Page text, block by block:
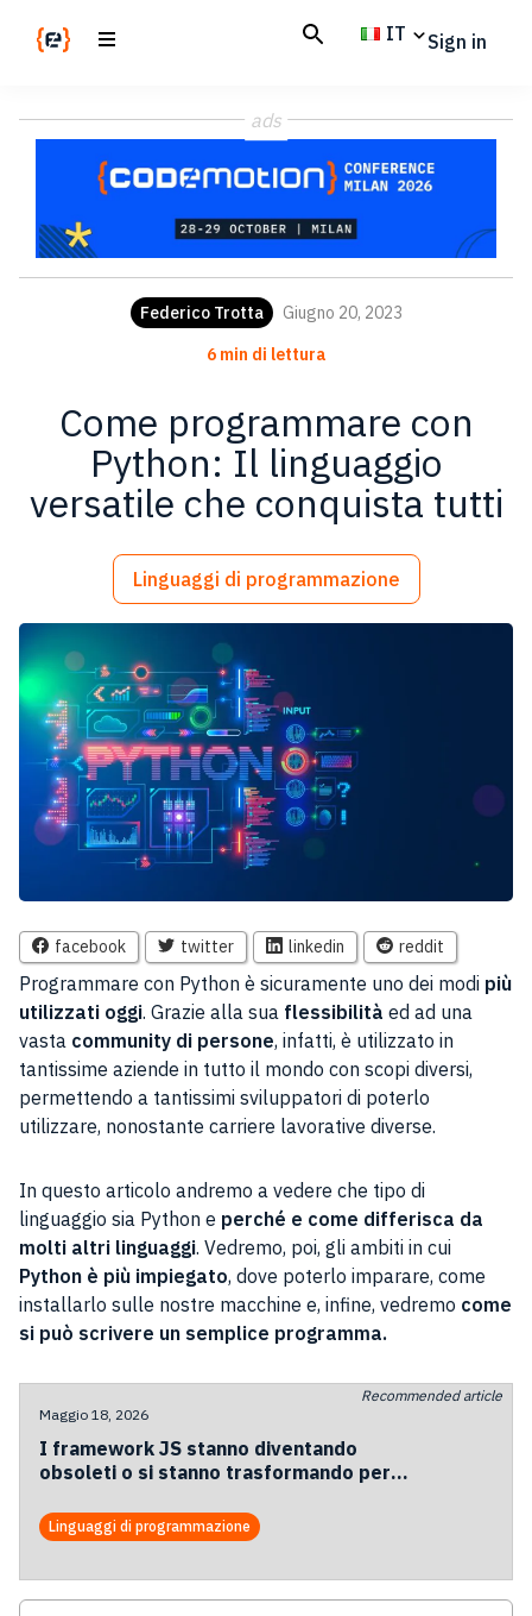
Magazine
code
IT Sign in
ads
Federico Trotta
Giugno 20, 2023
6 min di lettura
Come programmare con
Python: Il linguaggio
versatile che conquista tutti
Linguaggi di programmazione
facebook twitter linkedin reddit
Programmare con Python è sicuramente uno dei modi più
utilizzati oggi. Grazie alla sua flessibilità ed ad una
vasta community di persone, infatti, è utilizzato in
tantissime aziende in tutto il mondo con scopi diversi,
permettendo a tantissimi sviluppatori di poterlo
utilizzare, nonostante carriere lavorative diverse.
In questo articolo andremo a vedere che tipo di
linguaggio sia Python e perché e come differisca da
molti altri linguaggi. Vedremo, poi, gli ambiti in cui
Python è più impiegato, dove poterlo imparare, come
installarlo sulle nostre macchine e, infine, vedremo come
si può scrivere un semplice programma.
Recommended article
Maggio 18, 2026
I framework JS stanno diventando
obsoleti o si stanno trasformando per
Linguaggi di programmazione